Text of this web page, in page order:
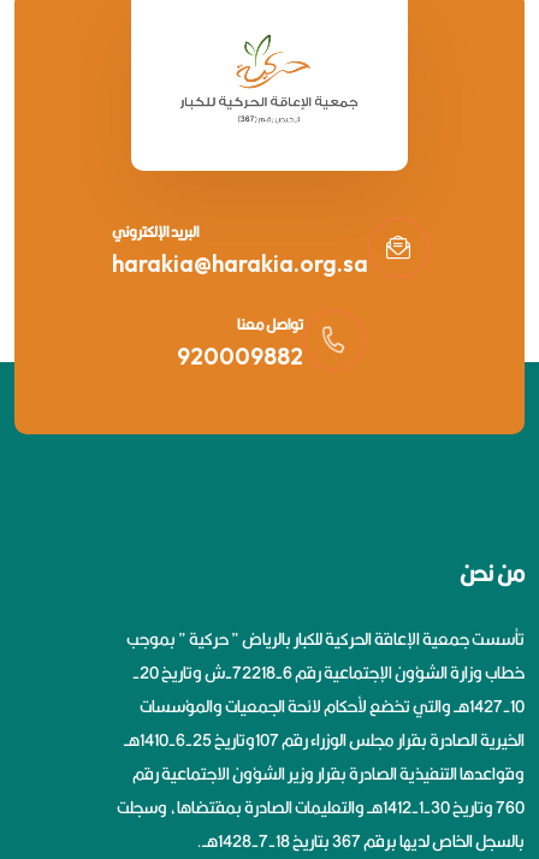
تواصل معنا
920009882
البريد الإلكتروني
harakia@harakia.org.sa
من نحن
تأسست جمعية الإعاقة الحركية للكبار بالرياض ” حركية ” بموجب
خطاب وزارة الشؤون الإجتماعية رقم 6-72218-ش وتاريخ 20-
10-1427هــ والتي تخضع لأحكام لائحة الجمعيات والمؤسسات
الخيرية الصادرة بقرار مجلس الوزراء رقم 107وتاريخ 25-6-1410هــ
وقواعدها التنفيذية الصادرة بقرار وزير الشؤون الاجتماعية رقم
760 وتاريخ 30-1-1412هــ والتعليمات الصادرة بمقتضاها، وسجلت
بالسجل الخاص لديها برقم 367 بتاريخ 18-7-1428هــ.